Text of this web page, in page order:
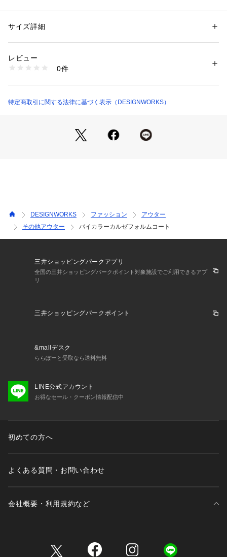
ボリュームを持たせたスリーブで、中に厚手のニットを入れて
おります。
ふんわり広がるシルエットなので、デニム合わせでもカジュア
ベージュ モデル：H170 B81 W59 H85 着用サイズ：38
性別：レディース
素材：ポリエステル100%
洗濯：手洗い可
※詳しい洗濯方法については、商品の品質表示タグをご覧ください
32460000000 （ショップ）
サイズ詳細
レビュー
0件
特定商取引に関する法律に基づく表示（DESIGNWORKS）
DESIGNWORKS ファッション
アウター
その他アウター
バイカラーカルゼフォルムコート
三井ショッピングパークアプリ
全国の三井ショッピングパークポイント対象施設でご利用できるアプ
リ
三井ショッピングパークポイント
&mallデスク
ららぽーと受取なら送料無料
LINE公式アカウント
お得なセール・クーポン情報配信中
初めての方へ
よくある質問・お問い合わせ
会社概要・利用規約など